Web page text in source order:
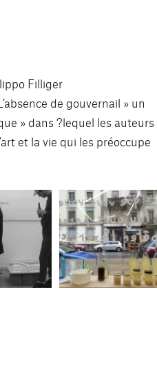
Filliger
de gouvernail » un
» dans ?lequel les auteurs
et la vie qui les préoccupe